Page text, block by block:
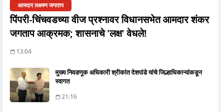
आमदार लक्ष्मण जगताप
पिंपरी-चिंचवडच्या वीज प्रश्नावर विधानसभेत आमदार शंकर
जगताप आक्रमक; शासनाचे 'लक्ष' वेधले!
13:04
मुख्य निवडणूक अधिकारी श्रीकांत देशपांडे यांचे जिल्हाधिकाऱ्यांकडून
स्वागत
21:16